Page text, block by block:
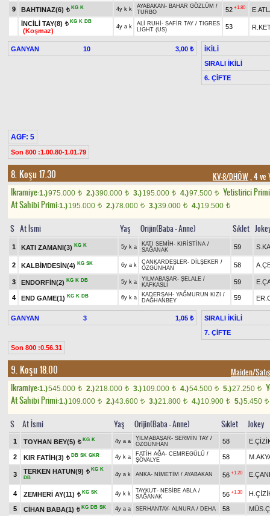
9 BAHTINAZ(6) t KG K 4y k k AYABAKAN - BAHAR GÖZLÜM /
TURBO
52 +1.80
İNCİLİ TAY(8)
t KG K DB
(Koşmaz)
4y a k ALİ RUHİ - SAFİR TAY / TIGRES
LIGHT (US)
53
GANYAN 10 3,00 ₺
İKİLİ
SIRALI İKİLİ
6. ÇİFTE
AGF: 5
Son 800 :1.00.80-1.01.79
8. Koşu 17.30 KV-8/DHÖW, 4 ve
Ikramiye:1.)975.000 t 2.)390.000 t 3.)195.000 t 4.)97.500 t
Yetistirici
At Sahibi Primi:1.)195.000 t 2.)78.000 t 3.)39.000 t 4.)19.500 t
S At İsmi Yaş Orijin(Baba - Anne) Sıklet
1 KATI ZAMANI(3) KG K 5y k a KATI SEMİH - KIRİSTİNA /
SAĞANAK
59
2 KALBİMDESİN(4) KG SK 6y a k CANKARDEŞLER- DİLŞEKER /
ÖZGÜNHAN
58
3 ENDORFİN(2) KG K DB 5y k a YILMABAŞAR- ŞELALE /
KAFKASLI
59
4 END GAME(1) KG K DB 6y k a KADERŞAH - YAĞMURUN KIZI /
DAĞHANBEY
59
GANYAN 3 1,05 ₺
SIRALI İKİLİ
7. ÇİFTE
Son 800 :0.56.31
9. Koşu 18.00 Maiden/
Ikramiye:1.)545.000 t 2.)218.000 t 3.)109.000 t 4.)54.500 t 5.)27.250 t
At Sahibi Primi:1.)109.000 t 2.)43.600 t 3.)21.800 t 4.)10.900 t 5.)5.450 t
S At İsmi Yaş Orijin(Baba - Anne) Sıklet Jokey
1 TOYHAN BEY(5) t KG K 4y a a YILMABAŞAR- SERMİN TAY /
ÖZGÜNHAN
58
2 KIR FATİH(3) t DB SK GKR 4y k a FATİH AĞA- CEMREGÜLÜ /
ŞÖVALYE
58
3 TERKEN HATUN(9) t KG K
DB
4y a k ANKA- NİMETİM / AYABAKAN 56 +1.20
4 ZEMHERİ AY(11) t KG SK 4y k k TAYKUT- NESİBE ABLA /
SAĞANAK
56 +1.30
5 CİHAN BABA(1) t KG DB SK 4y a a SERHANTAY- ALNURA / DEHA 58